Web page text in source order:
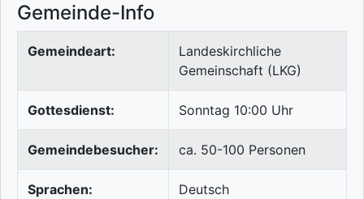
Gemeinde-Info
Gemeindeart:
Landeskirchliche
Gemeinschaft (LKG)
Gottesdienst: Sonntag 10:00 Uhr
Gemeindebesucher: ca. 50-100 Personen
Sprachen: Deutsch